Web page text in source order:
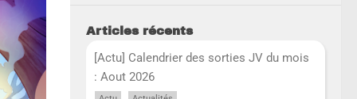
Articles récents
[Actu] Calendrier des sorties JV du mois
: Aout 2026